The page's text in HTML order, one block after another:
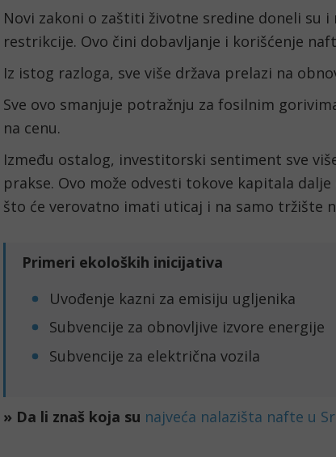
Novi zakoni o zaštiti životne sredine doneli su i
restrikcije. Ovo čini dobavljanje i korišćenje
Iz istog razloga, sve više država prelazi na
Sve ovo smanjuje potražnju za fosilnim
na cenu.
Između ostalog, investitorski sentiment sve
prakse. Ovo može odvesti tokove kapitala
što će verovatno imati uticaj i na samo tržište
Primeri ekoloških inicijativa
Uvođenje kazni za emisiju ugljenika
Subvencije za obnovljive izvore energije
Subvencije za električna vozila
» Da li znaš koja su najveća nalazišta nafte u